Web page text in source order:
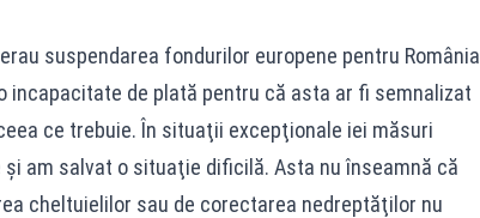
suspendarea fondurilor europene pentru România
de plată pentru că asta ar fi semnalizat
ce trebuie. În situaţii excepţionale iei măsuri
am salvat o situaţie dificilă. Asta nu înseamnă că
cheltuielilor sau de corectarea nedreptăţilor nu